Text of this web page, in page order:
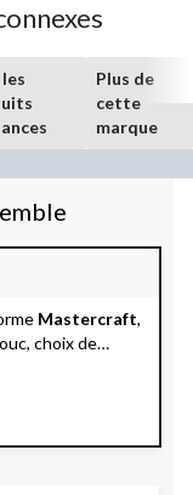
Plus de
cette
marque
Mastercraft,
choix de